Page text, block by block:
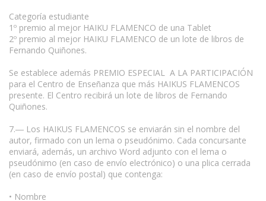
Categoría estudiante
1º premio al mejor HAIKU FLAMENCO de una Tablet
2º premio al mejor HAIKU FLAMENCO de un lote de libros de
Fernando Quiñones.
Se establece además PREMIO ESPECIAL A LA PARTICIPACIÓN
para el Centro de Enseñanza que más HAIKUS FLAMENCOS
presente. El Centro recibirá un lote de libros de Fernando
Quiñones.
7.― Los HAIKUS FLAMENCOS se enviarán sin el nombre del
autor, firmado con un lema o pseudónimo. Cada concursante
enviará, además, un archivo Word adjunto con el lema o
pseudónimo (en caso de envío electrónico) o una plica cerrada
(en caso de envío postal) que contenga:
• Nombre